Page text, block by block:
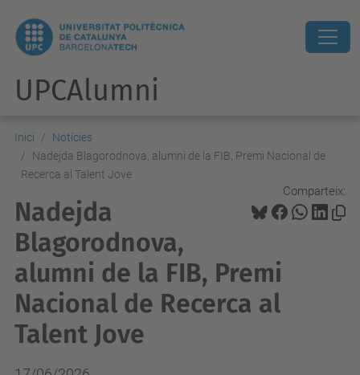
UPCAlumni
Inici
Notícies
Nadejda Blagorodnova, alumni de la FIB, Premi Nacional de
Recerca al Talent Jove
Comparteix:
Nadejda
Blagorodnova,
alumni de la FIB, Premi
Nacional de Recerca al
Talent Jove